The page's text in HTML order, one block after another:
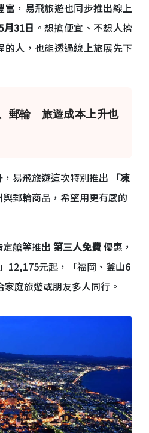
，易飛旅遊也同步推出線上
月31日 。想搶便宜、不想人擠
的人，也能透過線上旅展先下
郵輪 旅遊成本上升也
易飛旅遊這次特別推出
「凍
與郵輪商品，希望用更有感的
艙等推出 第三人免費優惠，
12,175元起，「福岡、釜山6
庭旅遊或朋友多人同行。